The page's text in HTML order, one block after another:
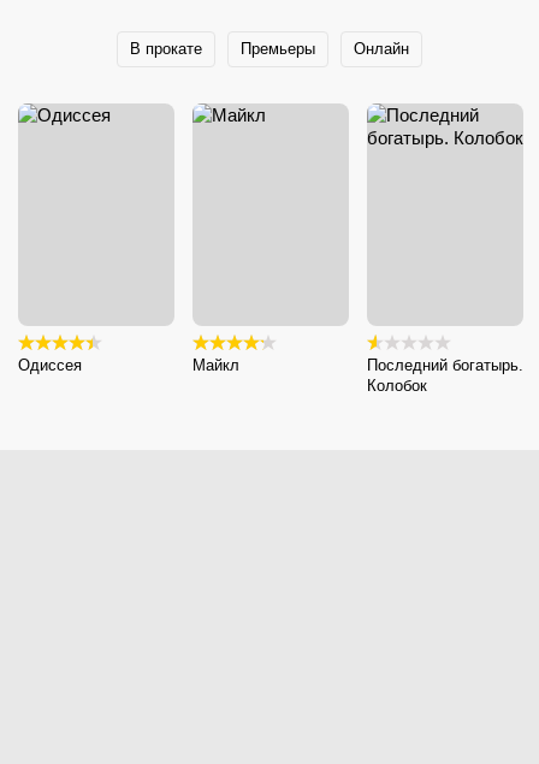
В прокате Премьеры Онлайн
Одиссея Майкл
Последний богатырь.
Колобок